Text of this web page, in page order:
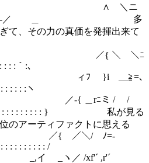
ニ
'´_,ィ／-／ ＿ 多
て、その力の真価を発揮出来て
＼ﾆ
: :｀:､
__≧=､
: : : : :ヽ
rﾆミ / /
: : : : : : : : : : } 私が見る
のアーティファクトに思える
＼/ ﾉ=-
: : : : : : : /
／ /xf'´ ,r'´